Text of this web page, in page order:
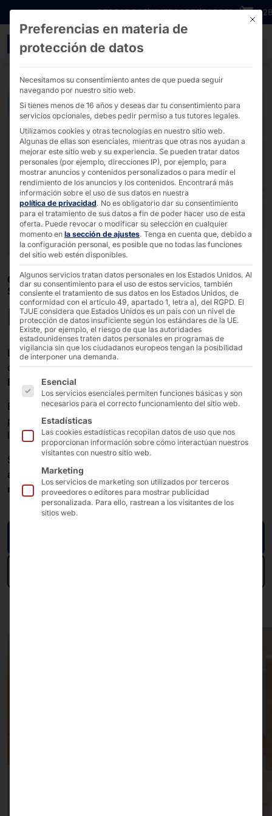
Ir directamente al contenido
DESCARGASINVERSORESCARRERA
Encuentre nuestras
08/04/2025 - 10/04/2025
SALÓN DIGITAL DE LA SALUD
DMEA 2025
La edición de este año de la DMEA en Berlín se
celebrarádel 8 al 10 de abrilen elrecinto ferial
ExpoCenter City de Berlín.
En la principalferia europeade salud digital,
presentaremos nuestros terminales de autoservicio en
los stands de nuestrossocios de software.
Se expondrán soluciones parahospitales
asistencia médica
rehabilitaciónycompañías de seguros médicos
Este
Preferencias en materia de
protección de datos
Necesitamos su consentimiento antes de que pueda seguir
navegando por nuestro sitio web.
Si tienes menos de 16 años y deseas dar tu consentimiento para
servicios opcionales, debes pedir permiso a tus tutores legales.
Utilizamos cookies y otras tecnologías en nuestro sitio web.
Algunas de ellas son esenciales, mientras que otras nos ayudan a
mejorar este sitio web y su experiencia. Se pueden tratar datos
personales (por ejemplo, direcciones IP), por ejemplo, para
mostrar anuncios y contenidos personalizados o para medir el
rendimiento de los anuncios y los contenidos. Encontrará más
información sobre el uso de sus datos en nuestra
política de privacidad. No es obligatorio dar su consentimiento
para el tratamiento de sus datos a fin de poder hacer uso de esta
oferta. Puede revocar o modificar su selección en cualquier
momento en la sección de ajustes. Tenga en cuenta que, debido a
la configuración personal, es posible que no todas las funciones
del sitio web estén disponibles.
Algunos servicios tratan datos personales en los Estados Unidos. Al
dar su consentimiento para el uso de estos servicios, también
consiente el tratamiento de sus datos en los Estados Unidos, de
conformidad con el artículo 49, apartado 1, letra a), del RGPD. El
TJUE considera que Estados Unidos es un país con un nivel de
protección de datos insuficiente según los estándares de la UE.
Existe, por ejemplo, el riesgo de que las autoridades
estadounidenses traten datos personales en programas de
vigilancia sin que los ciudadanos europeos tengan la posibilidad
de interponer una demanda.
A continuación se enumeran los grupos de servicios
Esencial
Los servicios esenciales permiten funciones básicas y son
necesarios para el correcto funcionamiento del sitio web.
Estadísticas
Las cookies estadísticas recopilan datos de uso que nos
proporcionan información sobre cómo interactúan nuestros
visitantes con nuestro sitio web.
Marketing
Los servicios de marketing son utilizados por terceros
proveedores o editores para mostrar publicidad
personalizada. Para ello, rastrean a los visitantes de los
sitios web.